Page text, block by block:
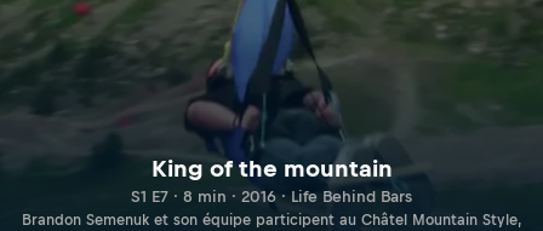
King of the mountain
S1 E7 · 8 min · 2016 · Life Behind Bars
Brandon Semenuk et son équipe participent au Châtel Mountain Style,